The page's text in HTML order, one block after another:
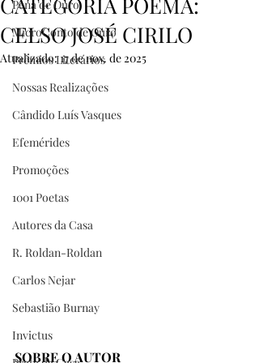
Pena de Ouro
MicroConto de Ouro
Prêmios Literários
Nossas Realizações
Cândido Luís Vasques
Efemérides
Promoções
1001 Poetas
Autores da Casa
R. Roldan-Roldan
Carlos Nejar
Sebastião Burnay
Invictus
CELSO JOSÉ CIRILO
Atualizado:17 de nov. de 2025
SOBRE O AUTOR